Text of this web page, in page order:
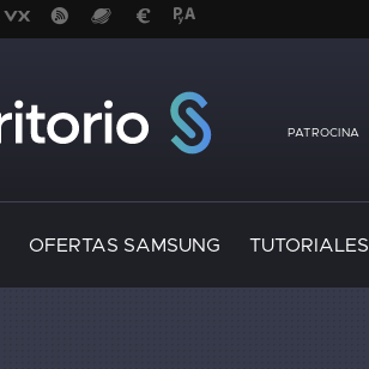
PATROCINA
OFERTAS SAMSUNG TUTORIALES